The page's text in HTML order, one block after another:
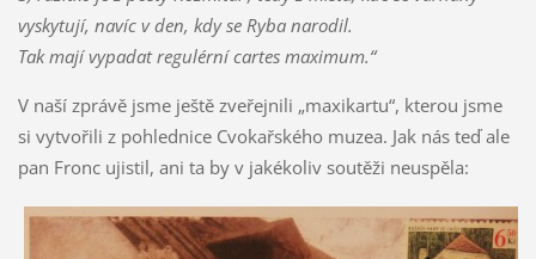
vyskytují, navíc v den, kdy se Ryba narodil.
Tak mají vypadat regulérní cartes maximum.“
V naší zprávě jsme ještě zveřejnili „maxikartu“, kterou jsme
si vytvořili z pohlednice Cvokařského muzea. Jak nás teď ale
pan Fronc ujistil, ani ta by v jakékoliv soutěži neuspěla: